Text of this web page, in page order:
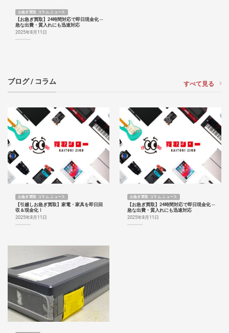
お急ぎ買取 コラム ニュース
【お急ぎ買取】24時間対応で即日現金化 ─
急な出費・質入れにも迅速対応
2025年8月11日
ブログ / コラム すべて見る
お急ぎ買取 コラム ニュース
【引越しお急ぎ買取】家電・家具を即日回
収＆現金化！
2025年8月11日
お急ぎ買取 コラム ニュース
【お急ぎ買取】24時間対応で即日現金化 ─
急な出費・質入れにも迅速対応
2025年8月11日